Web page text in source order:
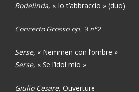
Rodelinda, « Io t’abbraccio » (duo)
Concerto Grosso op. 3 n°2
Serse, « Nemmen con l’ombre »
Serse, « Se l’idol mio »
Giulio Cesare,Ouverture